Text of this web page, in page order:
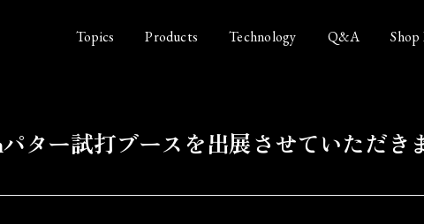
Topics Products Technology Q&A
ター試打ブースを出展させていただき